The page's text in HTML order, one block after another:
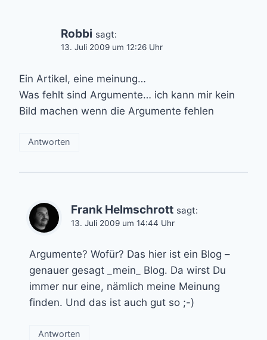
Robbi sagt:
13. Juli 2009 um 12:26 Uhr
Ein Artikel, eine meinung…
Was fehlt sind Argumente… ich kann mir kein
Bild machen wenn die Argumente fehlen
Antworten
Frank Helmschrott sagt:
13. Juli 2009 um 14:44 Uhr
Argumente? Wofür? Das hier ist ein Blog –
genauer gesagt _mein_ Blog. Da wirst Du
immer nur eine, nämlich meine Meinung
finden. Und das ist auch gut so ;-)
Antworten